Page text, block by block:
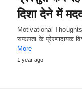
दिशा देने में
Motivational
सफलता के प्रेरणादायक
More
1 year ago